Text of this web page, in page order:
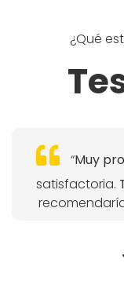
¿Qué
“Muy
satisfactoria.